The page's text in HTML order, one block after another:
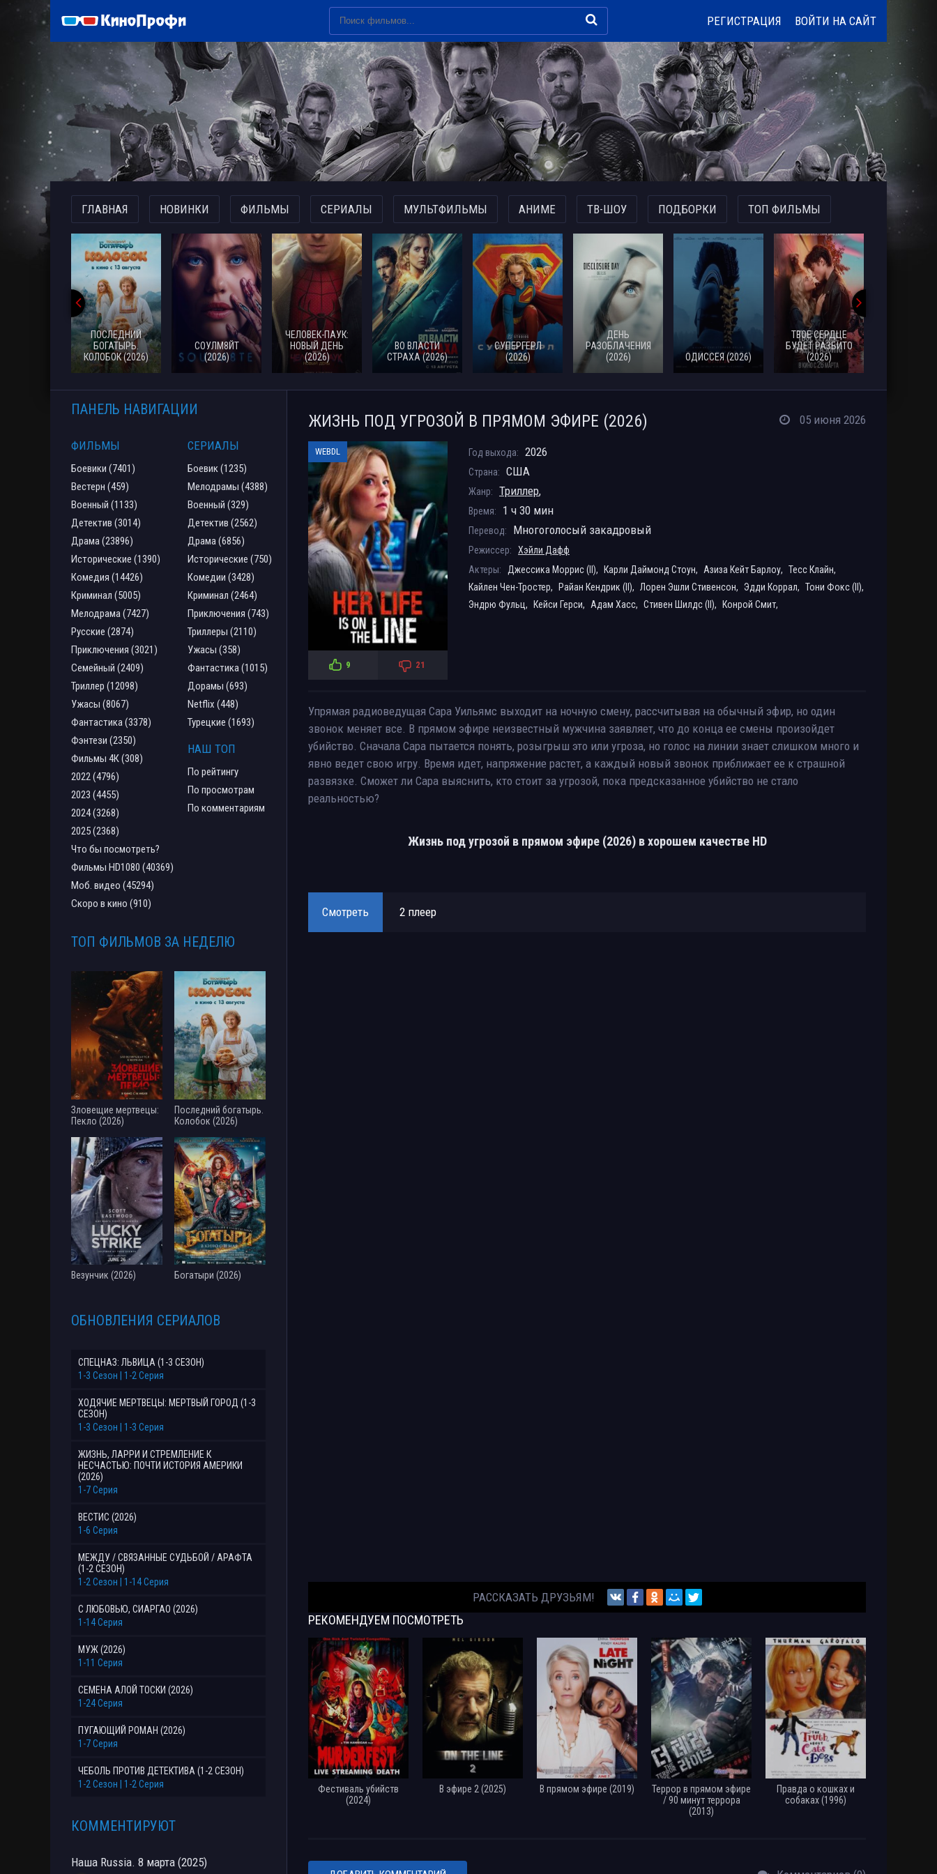
РЕГИСТРАЦИЯ ВОЙТИ НА САЙТ
ГЛАВНАЯ НОВИНКИ ФИЛЬМЫ СЕРИАЛЫ МУЛЬТФИЛЬМЫ АНИМЕ ТВ-ШОУ ПОДБОРКИ ТОП ФИЛЬМЫ
ПОСЛЕДНИЙ
БОГАТЫРЬ.
КОЛОБОК (2026)
СОУЛМ8ЙТ
(2026)
ЧЕЛОВЕК-ПАУК:
НОВЫЙ ДЕНЬ
(2026)
ВО ВЛАСТИ
СТРАХА (2026)
СУПЕРГЕРЛ
(2026)
ДЕНЬ
РАЗОБЛАЧЕНИЯ
(2026)
ОДИССЕЯ (2026)
ТВОЕ СЕРДЦЕ
БУДЕТ РАЗБИТО
(2026)
ЖИЗНЬ ПОД УГРОЗОЙ В ПРЯМОМ ЭФИРЕ (2026) 05 июня 2026
WEBDL
9 21
Год выхода: 2026
Страна: США
Жанр: Триллер,
Время: 1 ч 30 мин
Перевод: Многоголосый закадровый
Режиссер:
Хэйли Дафф
Актеры:
Джессика Моррис (II), Карли Даймонд Стоун, Азиза Кейт Барлоу, Тесс Клайн,
Кайлен Чен-Тростер,
Райан Кендрик (II), Лорен Эшли Стивенсон, Эдди Коррал, Тони Фокс (II),
Эндрю Фульц,
Кейси Герси, Адам Хасс, Стивен Шилдс (II), Конрой Смит,
Упрямая радиоведущая Сара Уильямс выходит на ночную смену, рассчитывая на обычный эфир, но один
звонок меняет все. В прямом эфире неизвестный мужчина заявляет, что до конца ее смены произойдет
убийство. Сначала Сара пытается понять, розыгрыш это или угроза, но голос на линии знает слишком много и
явно ведет свою игру. Время идет, напряжение растет, а каждый новый звонок приближает ее к страшной
развязке. Сможет ли Сара выяснить, кто стоит за угрозой, пока предсказанное убийство не стало
реальностью?
Жизнь под угрозой в прямом эфире (2026) в хорошем качестве HD
Смотреть 2 плеер
РАССКАЗАТЬ ДРУЗЬЯМ!
РЕКОМЕНДУЕМ ПОСМОТРЕТЬ
Фестиваль убийств
(2024)
В эфире 2 (2025) В прямом эфире (2019)
Террор в прямом эфире
/ 90 минут террора
(2013)
Правда о кошках и
собаках (1996)
ПАНЕЛЬ НАВИГАЦИИ
ФИЛЬМЫ
Боевики (7401)
Вестерн (459)
Военный (1133)
Детектив (3014)
Драма (23896)
Исторические (1390)
Комедия (14426)
Криминал (5005)
Мелодрама (7427)
Русские (2874)
Приключения (3021)
Семейный (2409)
Триллер (12098)
Ужасы (8067)
Фантастика (3378)
Фэнтези (2350)
Фильмы 4К (308)
2022 (4796)
2023 (4455)
2024 (3268)
2025 (2368)
Что бы посмотреть?
Фильмы HD1080 (40369)
Моб. видео (45294)
Скоро в кино (910)
СЕРИАЛЫ
Боевик (1235)
Мелодрамы (4388)
Военный (329)
Детектив (2562)
Драма (6856)
Исторические (750)
Комедии (3428)
Криминал (2464)
Приключения (743)
Триллеры (2110)
Ужасы (358)
Фантастика (1015)
Дорамы (693)
Netflix (448)
Турецкие (1693)
НАШ ТОП
По рейтингу
По просмотрам
По комментариям
ТОП ФИЛЬМОВ ЗА НЕДЕЛЮ
Зловещие мертвецы:
Пекло (2026)
Последний богатырь.
Колобок (2026)
Везунчик (2026) Богатыри (2026)
ОБНОВЛЕНИЯ СЕРИАЛОВ
СПЕЦНАЗ: ЛЬВИЦА (1-3 СЕЗОН)
1-3 Сезон | 1-2 Серия
ХОДЯЧИЕ МЕРТВЕЦЫ: МЕРТВЫЙ ГОРОД (1-3
СЕЗОН)
1-3 Сезон | 1-3 Серия
ЖИЗНЬ, ЛАРРИ И СТРЕМЛЕНИЕ К
НЕСЧАСТЬЮ: ПОЧТИ ИСТОРИЯ АМЕРИКИ
(2026)
1-7 Серия
ВЕСТИС (2026)
1-6 Серия
МЕЖДУ / СВЯЗАННЫЕ СУДЬБОЙ / АРАФТА
(1-2 СЕЗОН)
1-2 Сезон | 1-14 Серия
С ЛЮБОВЬЮ, СИАРГАО (2026)
1-14 Серия
МУЖ (2026)
1-11 Серия
СЕМЕНА АЛОЙ ТОСКИ (2026)
1-24 Серия
ПУГАЮЩИЙ РОМАН (2026)
1-7 Серия
ЧЕБОЛЬ ПРОТИВ ДЕТЕКТИВА (1-2 СЕЗОН)
1-2 Сезон | 1-2 Серия
КОММЕНТИРУЮТ
Наша Russia. 8 марта (2025)